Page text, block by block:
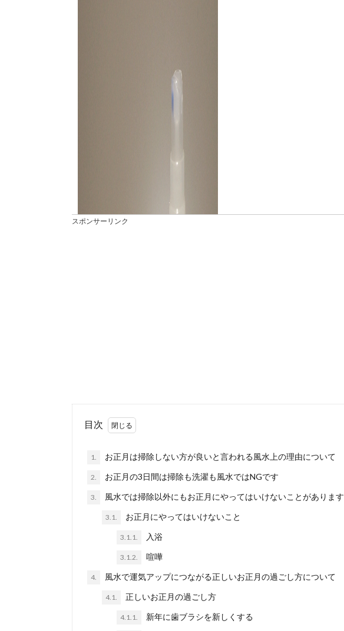
スポンサーリンク
目次
1. お正月は掃除しない方が良いと言われる風水上の理由について
2. お正月の3日間は掃除も洗濯も風水ではNGです
3. 風水では掃除以外にもお正月にやってはいけないことがあります
3.1. お正月にやってはいけないこと
3.1.1. 入浴
3.1.2. 喧嘩
4. 風水で運気アップにつながる正しいお正月の過ごし方について
4.1. 正しいお正月の過ごし方
4.1.1. 新年に歯ブラシを新しくする